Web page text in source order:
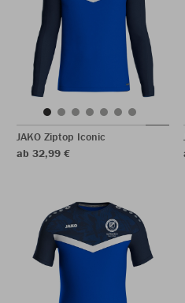
JAKO Ziptop Iconic
ab 32,99 €